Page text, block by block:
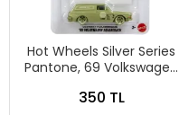
Hot Wheels Silver Series
Pantone, 69 Volkswagen
350 TL